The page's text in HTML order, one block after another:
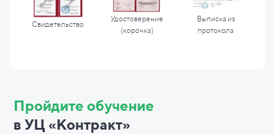
Свидетельство
Удостоверение
(корочка)
Выписка из
протокола
Пройдите обучение
в УЦ «Контракт»